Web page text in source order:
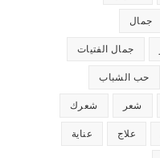
جمال
جمال الفتيات
حب الشباب
شعر شعرك
علاج عناية